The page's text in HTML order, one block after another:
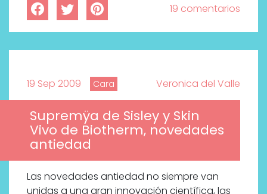
19 comentarios
19 Sep 2009 Cara Veronica del Valle
Supremÿa de Sisley y Skin
Vivo de Biotherm, novedades
antiedad
Las novedades antiedad no siempre van
unidas a una gran innovación científica, las